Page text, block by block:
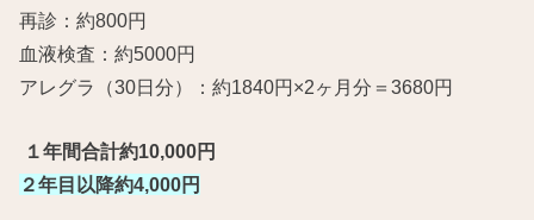
再診：約800円
血液検査：約5000円
アレグラ（30日分）：約1840円×2ヶ月分＝3680円
１年間合計約10,000円
２年目以降約4,000円